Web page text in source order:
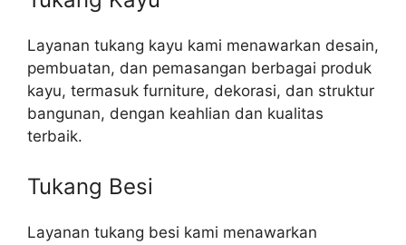
Layanan tukang kayu kami menawarkan desain,
pembuatan, dan pemasangan berbagai produk
kayu, termasuk furniture, dekorasi, dan struktur
bangunan, dengan keahlian dan kualitas
terbaik.
Tukang Besi
Layanan tukang besi kami menawarkan